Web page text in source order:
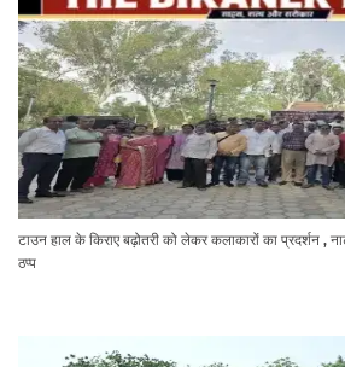
टाउन हाल के किराए बढ़ोतरी को लेकर कलाकारों का प्रदर्शन ,
ठप्प